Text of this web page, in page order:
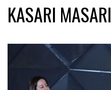
KASARI MASARI